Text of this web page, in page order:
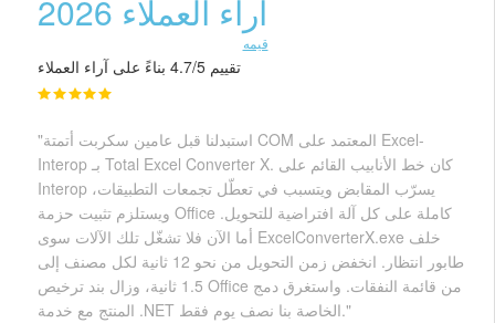
آراء العملاء 2026
قيمه
تقييم 4.7/5 بناءً على آراء العملاء
"استبدلنا قبل عامين سكربت أتمتة COM المعتمد على Excel-
Interop بـ Total Excel Converter X. كان خط الأنابيب القائم على
Interop يسرّب المقابض ويتسبب في تعطّل تجمعات التطبيقات،
ويستلزم تثبيت حزمة Office كاملة على كل آلة افتراضية للتحويل.
أما الآن فلا تشغّل تلك الآلات سوى ExcelConverterX.exe خلف
طابور انتظار. انخفض زمن التحويل من نحو 12 ثانية لكل مصنف إلى
1.5 ثانية، وزال بند ترخيص Office من قائمة النفقات. واستغرق دمج
المنتج مع خدمة .NET الخاصة بنا نصف يوم فقط."